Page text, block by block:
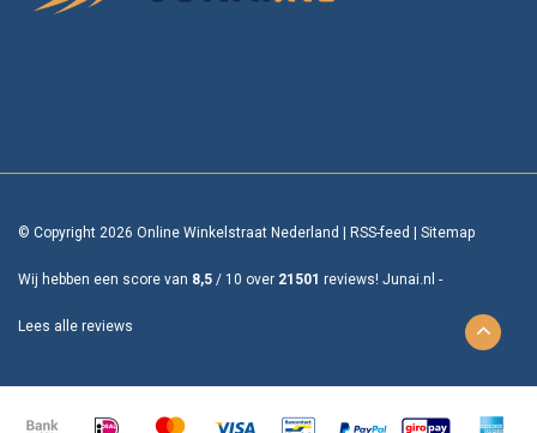
© Copyright 2026 Online Winkelstraat Nederland RSS-feed Sitemap
Wij hebben een score van 8,5 / 10 over 21501 reviews! Junai.nl -
Lees alle reviews